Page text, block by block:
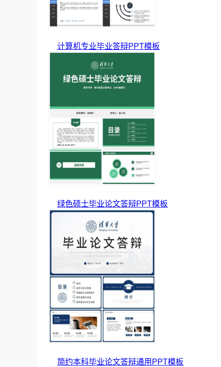
计算机专业毕业答辩PPT模板
绿色硕士毕业论文答辩PPT模板
简约本科毕业论文答辩通用PPT模板